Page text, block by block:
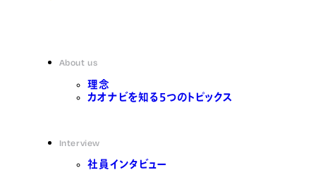
About us
理念
カオナビを知る5つのトピックス
Interview
社員インタビュー